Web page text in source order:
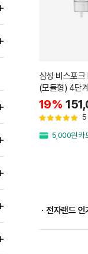
삼성 비스포
(모듈형) 4단
19%
5
5,000원 카
ㆍ전자랜드 인